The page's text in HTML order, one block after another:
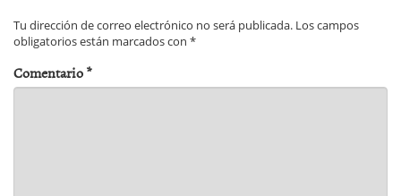
Tu dirección de correo electrónico no será publicada. Los campos
obligatorios están marcados con *
Comentario*